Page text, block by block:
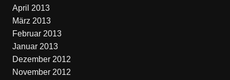
April 2013
März 2013
Februar 2013
Januar 2013
Dezember 2012
November 2012